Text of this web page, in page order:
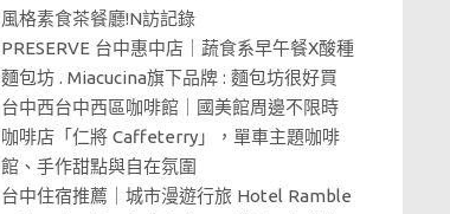
風格素食茶餐廳!N訪記錄
PRESERVE 台中惠中店｜蔬食系早午餐X酸種
麵包坊 . Miacucina旗下品牌 : 麵包坊很好買
台中西台中西區咖啡館｜國美館周邊不限時
咖啡店「仁將 Caffeterry」，單車主題咖啡
館、手作甜點與自在氛圍
台中住宿推薦｜城市漫遊行旅 Hotel Ramble